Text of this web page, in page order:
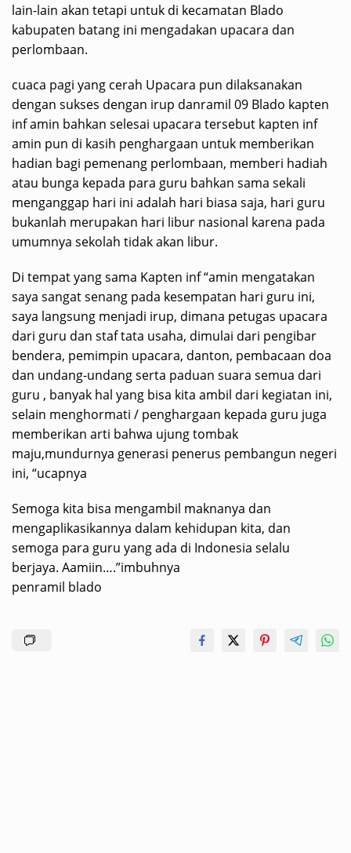
lain-lain akan tetapi untuk di kecamatan Blado
kabupaten batang ini mengadakan upacara dan
perlombaan.
cuaca pagi yang cerah Upacara pun dilaksanakan
dengan sukses dengan irup danramil 09 Blado kapten
inf amin bahkan selesai upacara tersebut kapten inf
amin pun di kasih penghargaan untuk memberikan
hadian bagi pemenang perlombaan, memberi hadiah
atau bunga kepada para guru bahkan sama sekali
menganggap hari ini adalah hari biasa saja, hari guru
bukanlah merupakan hari libur nasional karena pada
umumnya sekolah tidak akan libur.
Di tempat yang sama Kapten inf “amin mengatakan
saya sangat senang pada kesempatan hari guru ini,
saya langsung menjadi irup, dimana petugas upacara
dari guru dan staf tata usaha, dimulai dari pengibar
bendera, pemimpin upacara, danton, pembacaan doa
dan undang-undang serta paduan suara semua dari
guru , banyak hal yang bisa kita ambil dari kegiatan ini,
selain menghormati / penghargaan kepada guru juga
memberikan arti bahwa ujung tombak
maju,mundurnya generasi penerus pembangun negeri
ini, “ucapnya
Semoga kita bisa mengambil maknanya dan
mengaplikasikannya dalam kehidupan kita, dan
semoga para guru yang ada di Indonesia selalu
berjaya. Aamiin….”imbuhnya
penramil blado